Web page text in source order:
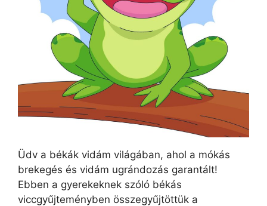
Üdv a békák vidám világában, ahol a mókás
brekegés és vidám ugrándozás garantált!
Ebben a gyerekeknek szóló békás
viccgyűjteményben összegyűjtöttük a